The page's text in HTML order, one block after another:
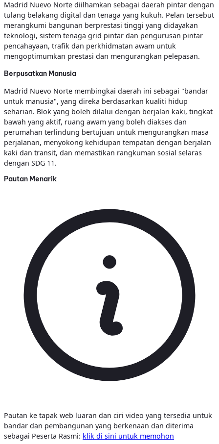
Madrid Nuevo Norte diilhamkan sebagai daerah pintar dengan
tulang belakang digital dan tenaga yang kukuh. Pelan tersebut
merangkumi bangunan berprestasi tinggi yang didayakan
teknologi, sistem tenaga grid pintar dan pengurusan pintar
pencahayaan, trafik dan perkhidmatan awam untuk
mengoptimumkan prestasi dan mengurangkan pelepasan.
Berpusatkan Manusia
Madrid Nuevo Norte membingkai daerah ini sebagai "bandar
untuk manusia", yang direka berdasarkan kualiti hidup
seharian. Blok yang boleh dilalui dengan berjalan kaki, tingkat
bawah yang aktif, ruang awam yang boleh diakses dan
perumahan terlindung bertujuan untuk mengurangkan masa
perjalanan, menyokong kehidupan tempatan dengan berjalan
kaki dan transit, dan memastikan rangkuman sosial selaras
dengan SDG 11.
Pautan Menarik
Pautan ke tapak web luaran dan ciri video yang tersedia untuk
bandar dan pembangunan yang berkenaan dan diterima
sebagai Peserta Rasmi: klik di sini untuk memohon